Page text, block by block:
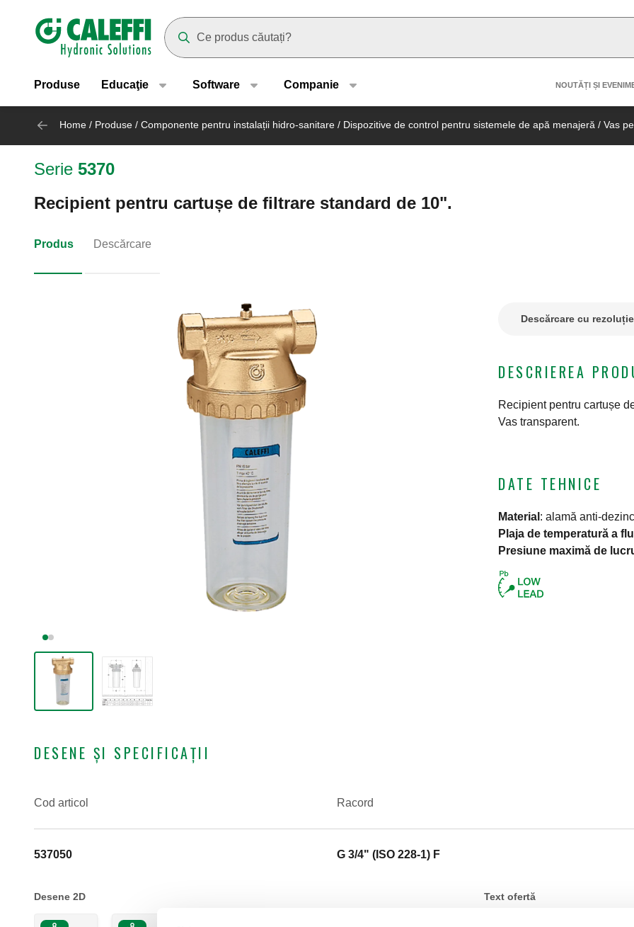
Header main navigation
Produse Educaţie Software Companie Header
NOUTĂȚI ȘI
Home / Produse / Componente pentru instalații hidro-sanitare / Dispozitive de control pentru sistemele de apă menajeră / Vas
Serie 5370
Recipient pentru cartușe de filtrare standard de 10".
Produs Descărcare
Descărcare cu
DESCRIEREA
Recipient pentru cartușe
Vas transparent.
DATE TEHNICE
Material : alamă anti-
Plaja de temperatură a
Presiune maximă de
DESENE ȘI SPECIFICAȚII
Cod articol
Racord
537050 G 3/4" (ISO 228-1) F
Desene 2D Text ofertă